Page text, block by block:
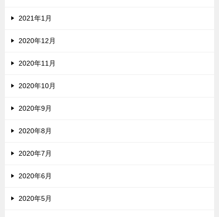
2021年1月
2020年12月
2020年11月
2020年10月
2020年9月
2020年8月
2020年7月
2020年6月
2020年5月